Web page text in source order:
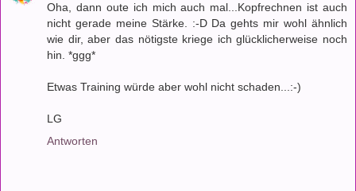
Oha, dann oute ich mich auch mal...Kopfrechnen ist auch
nicht gerade meine Stärke. :-D Da gehts mir wohl ähnlich
wie dir, aber das nötigste kriege ich glücklicherweise noch
hin. *ggg*
Etwas Training würde aber wohl nicht schaden...:-)
LG
Antworten